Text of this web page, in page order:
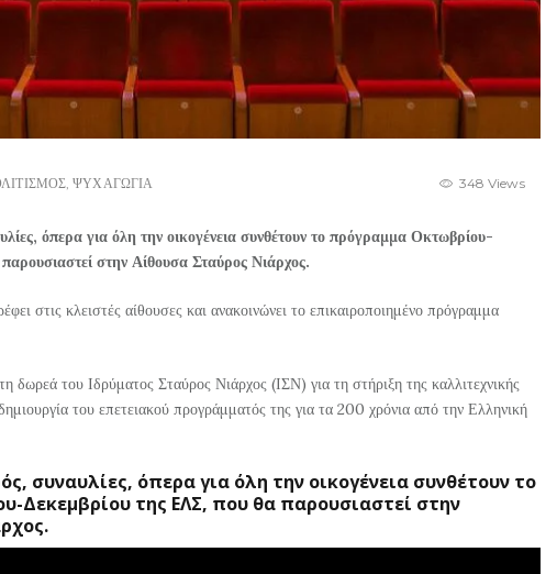
,ΨΥΧΑΓΩΓΙΑ 348 Views
όπερα για όλη την οικογένεια συνθέτουν το πρόγραμμα Οκτωβρίου-
στην Αίθουσα Σταύρος Νιάρχος.
στις κλειστές αίθουσες και ανακοινώνει το επικαιροποιημένο πρόγραμμα
δωρεά του Ιδρύματος Σταύρος Νιάρχος (ΙΣΝ) για τη στήριξη της καλλιτεχνικής
του επετειακού προγράμματός της για τα 200 χρόνια από την Ελληνική
συναυλίες, όπερα για όλη την οικογένεια συνθέτουν το
Δεκεμβρίου της ΕΛΣ, που θα παρουσιαστεί στην